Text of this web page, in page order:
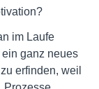
im Laufe
ganz neues
erfinden, weil